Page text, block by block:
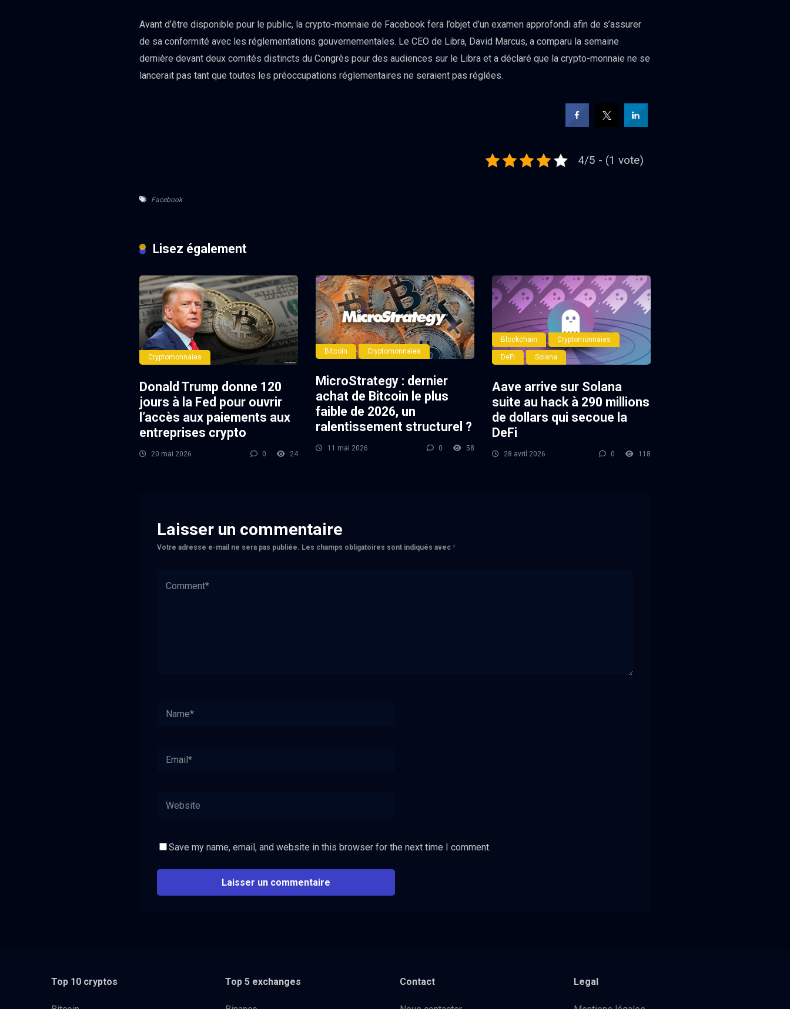
Avant d’être disponible pour le public, la crypto-monnaie de Facebook fera l’objet d’un examen approfondi afin de s’assurer
de sa conformité avec les réglementations gouvernementales. Le CEO de Libra, David Marcus, a comparu la semaine
dernière devant deux comités distincts du Congrès pour des audiences sur le Libra et a déclaré que la crypto-monnaie ne se
lancerait pas tant que toutes les préoccupations réglementaires ne seraient pas réglées.
4/5 - (1 vote)
Facebook
Lisez également
Cryptomonnaies
Donald Trump donne 120
jours à la Fed pour ouvrir
l’accès aux paiements aux
entreprises crypto
20 mai 2026 0 24
Bitcoin Cryptomonnaies
MicroStrategy : dernier
achat de Bitcoin le plus
faible de 2026, un
ralentissement structurel ?
11 mai 2026 0 58
Blockchain Cryptomonnaies
DeFi Solana
Aave arrive sur Solana
suite au hack à 290 millions
de dollars qui secoue la
DeFi
28 avril 2026 0 118
Laisser un commentaire
Votre adresse e-mail ne sera pas publiée. Les champs obligatoires sont indiqués avec *
Save my name, email, and website in this browser for the next time I comment.
Top 10 cryptos Top 5 exchanges Contact Legal